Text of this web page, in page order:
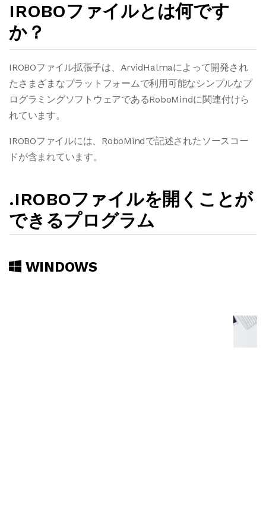
IROBOファイルとは何です
か？
IROBOファイル拡張子は、ArvidHalmaによって開発され
たさまざまなプラットフォームで利用可能なシンプルなプ
ログラミングソフトウェアであるRoboMindに関連付けら
れています。
IROBOファイルには、RoboMindで記述されたソースコー
ドが含まれています。
.IROBOファイルを開くことが
できるプログラム
WINDOWS